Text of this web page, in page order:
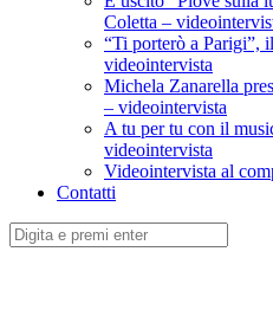
Coletta –
“Ti porterò a Parigi”,
videointervista
Michela Zanarella
– videointervista
A tu per tu con il
videointervista
Videointervista al
Contatti
Cerca: